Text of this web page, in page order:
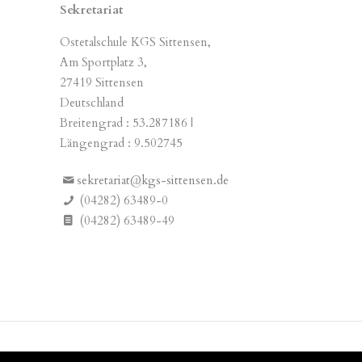
Sekretariat
Ostetalschule KGS Sittensen,
Am Sportplatz 3,
27419 Sittensen
Deutschland
Breitengrad : 53.287186 |
Längengrad : 9.502745
sekretariat@kgs-sittensen.de
(04282) 63489-0
(04282) 63489-49